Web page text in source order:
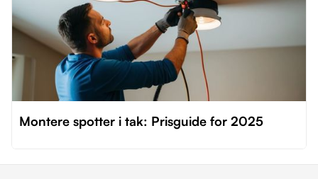
Montere spotter i tak: Prisguide for 2025